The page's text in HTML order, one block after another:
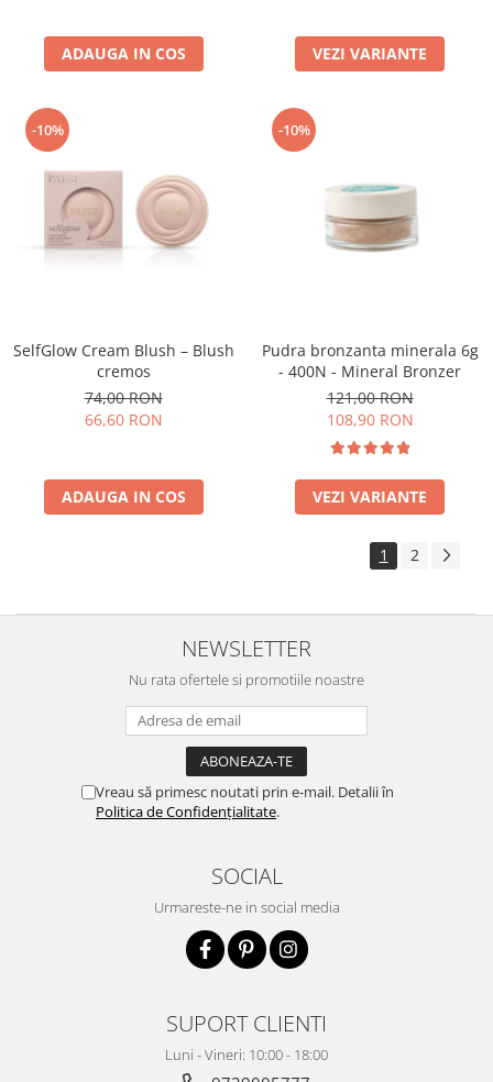
ADAUGA IN COS VEZI VARIANTE
-10%
SelfGlow Cream Blush – Blush
cremos
74,00 RON
66,60 RON
ADAUGA IN COS
-10%
Pudra bronzanta minerala 6g
- 400N - Mineral Bronzer
121,00 RON
108,90 RON
VEZI VARIANTE
1 2
NEWSLETTER
Nu rata ofertele si promotiile noastre
Vreau să primesc noutati prin e-mail. Detalii în
Politica de Confidențialitate.
SOCIAL
Urmareste-ne in social media
SUPORT CLIENTI
Luni - Vineri: 10:00 - 18:00